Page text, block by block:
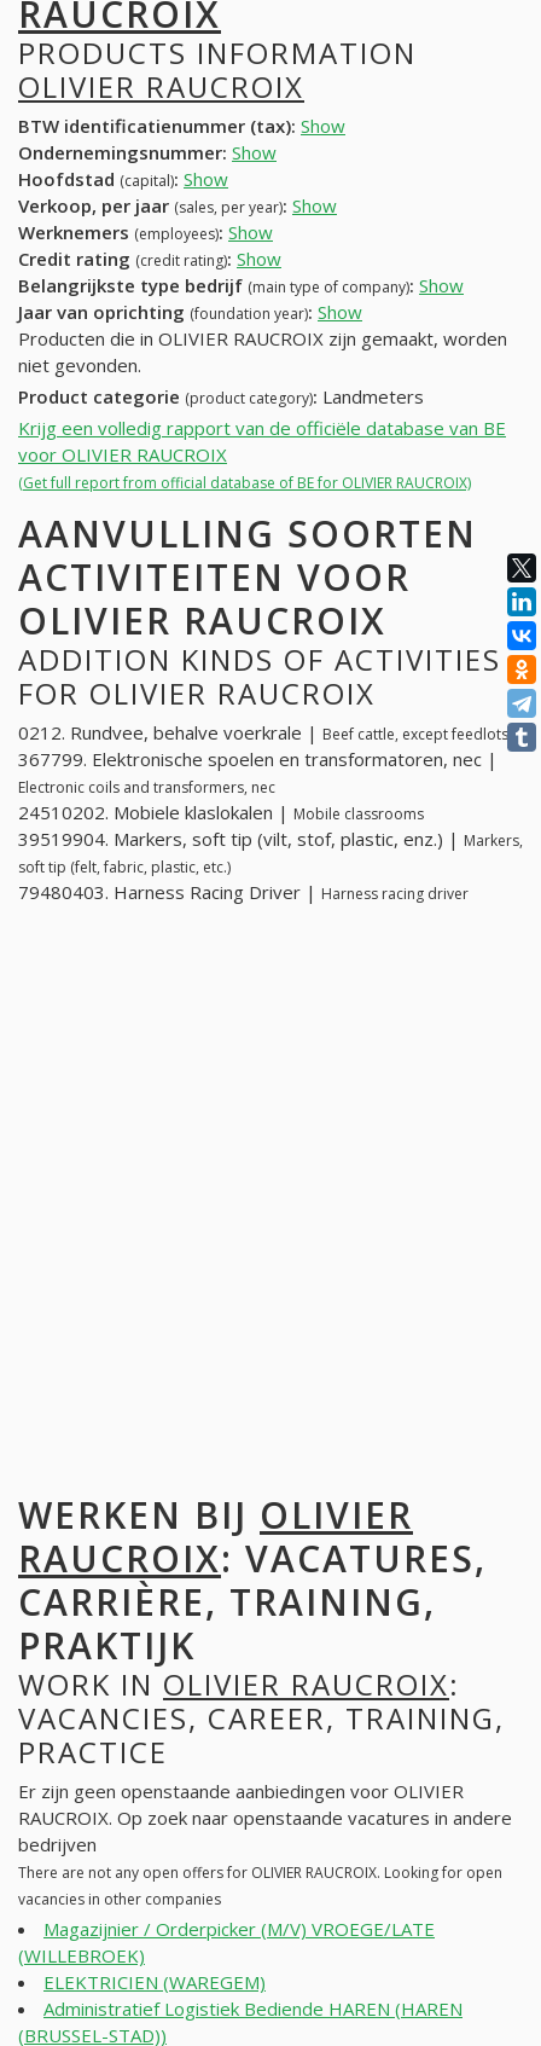
RAUCROIX
PRODUCTS INFORMATION
OLIVIER RAUCROIX
BTW identificatienummer (tax): Show
Ondernemingsnummer: Show
Hoofdstad (capital): Show
Verkoop, per jaar (sales, per year): Show
Werknemers (employees): Show
Credit rating (credit rating): Show
Belangrijkste type bedrijf (main type of company): Show
Jaar van oprichting (foundation year): Show
Producten die in OLIVIER RAUCROIX zijn gemaakt, worden
niet gevonden.
Product categorie (product category): Landmeters
Krijg een volledig rapport van de officiële database van BE
voor OLIVIER RAUCROIX
(Get full report from official database of BE for OLIVIER RAUCROIX)
AANVULLING SOORTEN
ACTIVITEITEN VOOR
OLIVIER RAUCROIX
ADDITION KINDS OF ACTIVITIES
FOR OLIVIER RAUCROIX
0212. Rundvee, behalve voerkrale | Beef cattle, except feedlots
367799. Elektronische spoelen en transformatoren, nec |
Electronic coils and transformers, nec
24510202. Mobiele klaslokalen | Mobile classrooms
39519904. Markers, soft tip (vilt, stof, plastic, enz.) | Markers,
soft tip (felt, fabric, plastic, etc.)
79480403. Harness Racing Driver | Harness racing driver
WERKEN BIJ OLIVIER
RAUCROIX: VACATURES,
CARRIÈRE, TRAINING,
PRAKTIJK
WORK IN OLIVIER RAUCROIX:
VACANCIES, CAREER, TRAINING,
PRACTICE
Er zijn geen openstaande aanbiedingen voor OLIVIER
RAUCROIX. Op zoek naar openstaande vacatures in andere
bedrijven
There are not any open offers for OLIVIER RAUCROIX. Looking for open
vacancies in other companies
Magazijnier / Orderpicker (M/V) VROEGE/LATE
(WILLEBROEK)
ELEKTRICIEN (WAREGEM)
Administratief Logistiek Bediende HAREN (HAREN
(BRUSSEL-STAD))